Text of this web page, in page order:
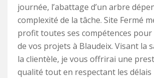
journée, l’abattage d’un arbre
complexité de la tâche. Site Fermé
profit toutes ses compétences
de vos projets à Blaudeix. Visant la
la clientèle, je vous offrirai une
qualité tout en respectant les